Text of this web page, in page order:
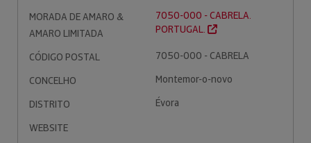
MORADA DE AMARO &
AMARO LIMITADA
7050-000 - CABRELA.
PORTUGAL.
CÓDIGO POSTAL
7050-000 - CABRELA
CONCELHO
Montemor-o-novo
DISTRITO
Évora
WEBSITE